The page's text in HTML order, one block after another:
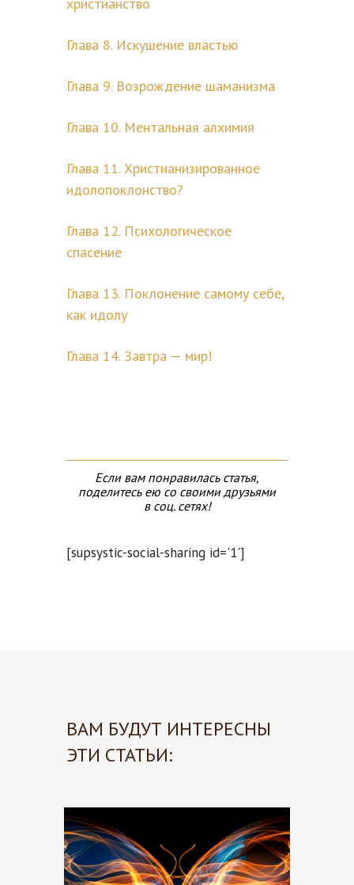
христианство
Глава 8. Искушение властью
Глава 9. Возрождение шаманизма
Глава 10. Ментальная алхимия
Глава 11. Христианизированное
идолопоклонство?
Глава 12. Психологическое
спасение
Глава 13. Поклонение самому себе,
как идолу
Глава 14. Завтра — мир!
Если вам понравилась статья,
поделитесь ею со своими друзьями
в соц. сетях!
[supsystic-social-sharing id='1']
ВАМ БУДУТ ИНТЕРЕСНЫ
ЭТИ СТАТЬИ: